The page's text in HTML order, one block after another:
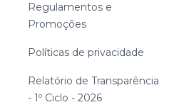
Regulamentos e
Promoções
Políticas de privacidade
Relatório de Transparência
- 1º Ciclo - 2026